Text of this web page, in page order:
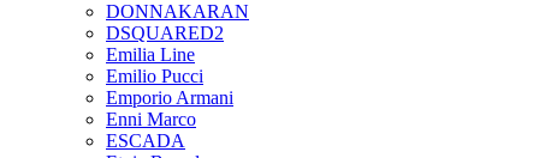
DONNAKARAN
DSQUARED2
Emilia Line
Emilio Pucci
Emporio Armani
Enni Marco
ESCADA